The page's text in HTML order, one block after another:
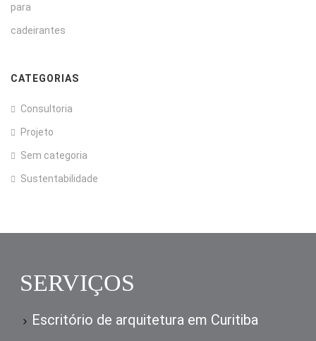
CATEGORIAS
Consultoria
Projeto
Sem categoria
Sustentabilidade
SERVIÇOS
Escritório de arquitetura em Curitiba